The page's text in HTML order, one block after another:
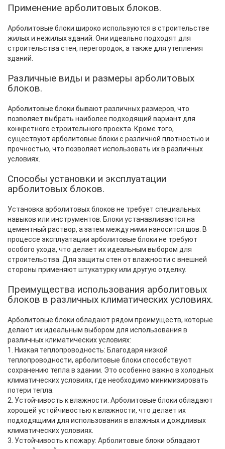
Применение арболитовых блоков.
Арболитовые блоки широко используются в строительстве
жилых и нежилых зданий. Они идеально подходят для
строительства стен, перегородок, а также для утепления
зданий.
Различные виды и размеры арболитовых
блоков.
Арболитовые блоки бывают различных размеров, что
позволяет выбрать наиболее подходящий вариант для
конкретного строительного проекта. Кроме того,
существуют арболитовые блоки с различной плотностью и
прочностью, что позволяет использовать их в различных
условиях.
Способы установки и эксплуатации
арболитовых блоков.
Установка арболитовых блоков не требует специальных
навыков или инструментов. Блоки устанавливаются на
цементный раствор, а затем между ними наносится шов. В
процессе эксплуатации арболитовые блоки не требуют
особого ухода, что делает их идеальным выбором для
строительства. Для защиты стен от влажности с внешней
стороны применяют штукатурку или другую отделку.
Преимущества использования арболитовых
блоков в различных климатических условиях.
Арболитовые блоки обладают рядом преимуществ, которые
делают их идеальным выбором для использования в
различных климатических условиях:
1. Низкая теплопроводность: Благодаря низкой
теплопроводности, арболитовые блоки способствуют
сохранению тепла в здании. Это особенно важно в холодных
климатических условиях, где необходимо минимизировать
потери тепла.
2. Устойчивость к влажности: Арболитовые блоки обладают
хорошей устойчивостью к влажности, что делает их
подходящими для использования в влажных и дождливых
климатических условиях.
3. Устойчивость к пожару: Арболитовые блоки обладают